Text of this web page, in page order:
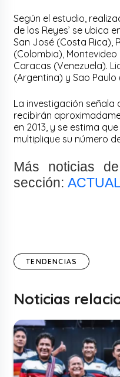
Según el estudio,
de los Reyes’ se ubica
San José (Costa Rica),
(Colombia),
Caracas (Venezuela).
(Argentina) y Sao Paulo
La investigación señala
recibirán
en 2013, y se estima
multiplique su número
Más noticias
sección:
TENDENCIAS
Noticias